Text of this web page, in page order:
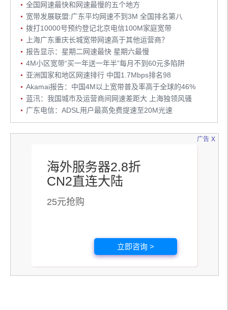
全国网速最快和网速最慢的五个地方
宽带发展联盟:广东平均网速不到3M 全国排名第八
拨打10000号预约登记北京电信100M家庭宽带
上海广东重庆长城宽带网速高于其他运营商？
报告显示：星期二网速最快 星期六最慢
4M小区宽带“买一年送一年半”每月不到60元多陷阱
亚洲国家和地区网速排行 中国1.7Mbps排名98
Akamai报告：中国4M以上宽带普及率高于全球的46%
蓝汛：我国城市及运营商间网速差距大 上海独领风骚
广东电信：ADSL用户最高免费提速至20M光速
广告
海外服务器2.8折
CN2直连大陆
25元抢购
立即咨询 >
x